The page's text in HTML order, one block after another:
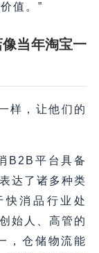
值。”
当年淘宝一
样，让他们的
B2B平台具备
达了诸多种类
快消品行业处
始人、高管的
，仓储物流能